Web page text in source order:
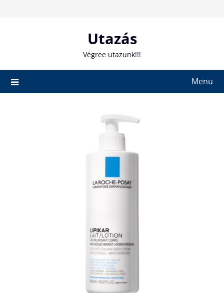
Utazás
Végree utazunk!!!
Menu